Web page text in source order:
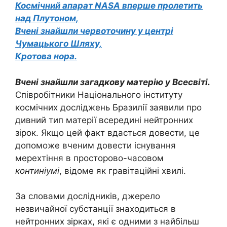
Космічний апарат NASA вперше пролетить
над Плутоном,
Вчені знайшли червоточину у центрі
Чумацького Шляху,
Кротова нора.
Вчені знайшли загадкову матерію у Всесвіті.
Співробітники Національного інституту
космічних досліджень Бразилії заявили про
дивний тип матерії всередині нейтронних
зірок. Якщо цей факт вдасться довести, це
допоможе вченим довести існування
мерехтіння в просторово-часовом
континіумі, відоме як гравітаційні хвилі.
За словами дослідників, джерело
незвичайної субстанції знаходиться в
нейтронних зірках, які є одними з найбільш